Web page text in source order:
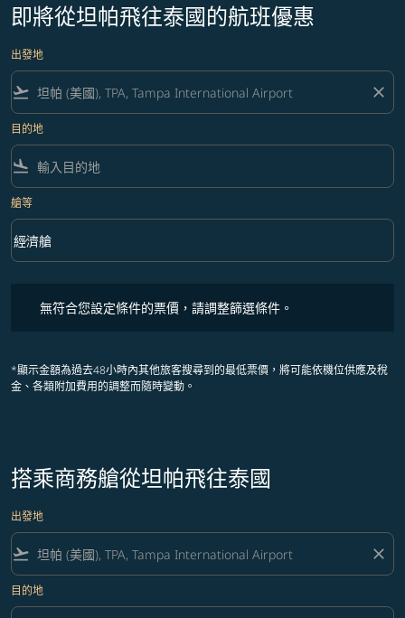
即將從坦帕飛往泰國的航班優惠
出發地
flight_takeoff close
目的地
flight_land
艙等
艙等 option 經濟艙 Selected
經濟艙
keyboard_arrow_down
無符合您設定條件的票價，請調整篩選條件。
*顯示金額為過去48小時內其他旅客搜尋到的最低票價，將可能依機位供應及稅
金、各類附加費用的調整而隨時變動。
搭乘商務艙從坦帕飛往泰國
出發地
flight_takeoff close
目的地